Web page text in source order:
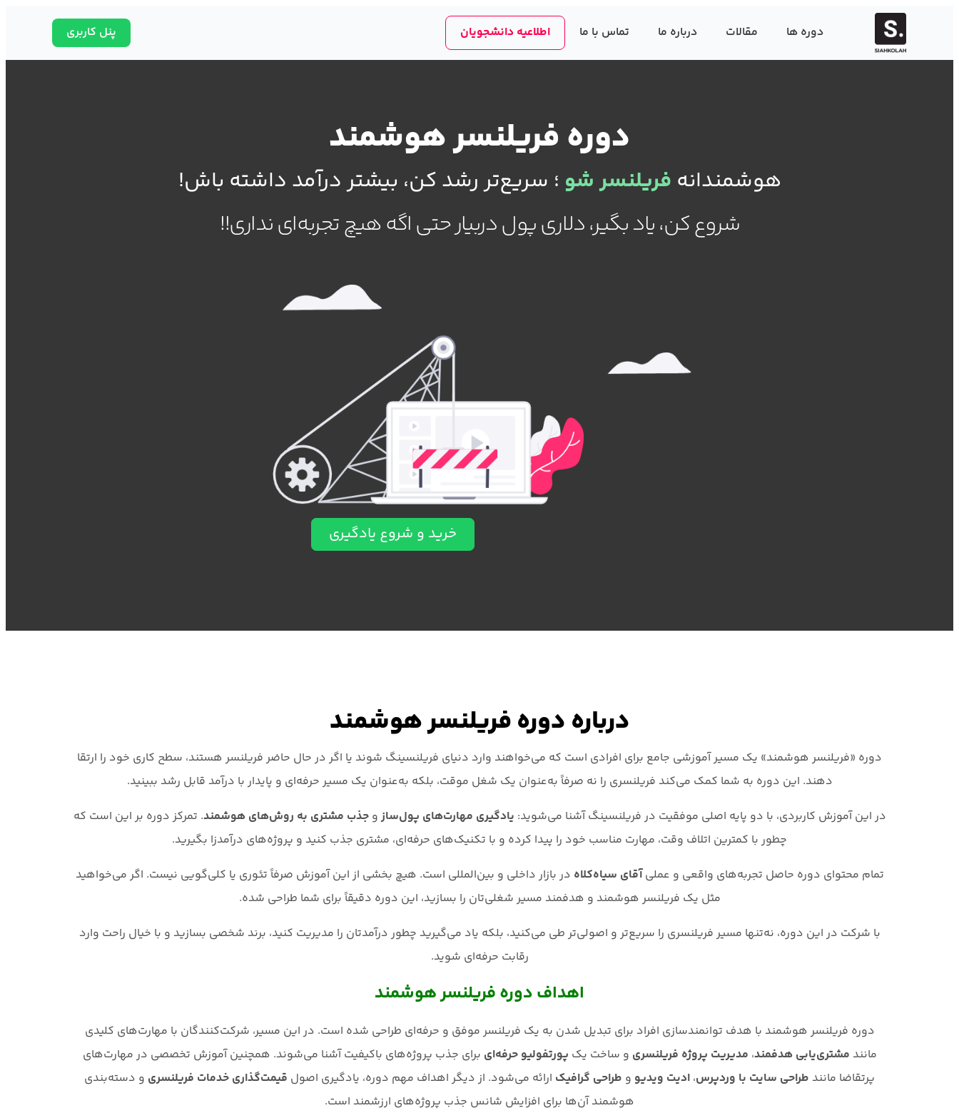
دوره ها مقالات درباره ما تماس با ما اطلاعیه دانشجویان پنل کاربری
دوره فریلنسر هوشمند
هوشمندانه فریلنسر شو ؛ سریع‌تر رشد کن، بیشتر درآمد داشته باش!
شروع کن، یاد بگیر، دلاری پول دربیار حتی اگه هیچ تجربه‌ای نداری!!
خرید و شروع یادگیری
درباره دوره فریلنسر هوشمند
دوره «فریلنسر هوشمند» یک مسیر آموزشی جامع برای افرادی است که می‌خواهند وارد دنیای فریلنسینگ شوند یا اگر در حال حاضر فریلنسر هستند، سطح کاری خود را ارتقا
دهند. این دوره به شما کمک می‌کند فریلنسری را نه صرفاً به‌عنوان یک شغل موقت، بلکه به‌عنوان یک مسیر حرفه‌ای و پایدار با درآمد قابل رشد ببینید.
در این آموزش کاربردی، با دو پایه اصلی موفقیت در فریلنسینگ آشنا می‌شوید: یادگیری مهارت‌های پول‌ساز وجذب مشتری به روش‌های هوشمند. تمرکز دوره بر این است که
چطور با کمترین اتلاف وقت، مهارت مناسب خود را پیدا کرده و با تکنیک‌های حرفه‌ای، مشتری جذب کنید و پروژه‌های درآمدزا بگیرید.
تمام محتوای دوره حاصل تجربه‌های واقعی و عملیآقای سیاه‌کلاه در بازار داخلی و بین‌المللی است. هیچ بخشی از این آموزش صرفاً تئوری یا کلی‌گویی نیست. اگر می‌خواهید
مثل یک فریلنسر هوشمند و هدفمند مسیر شغلی‌تان را بسازید، این دوره دقیقاً برای شما طراحی شده.
با شرکت در این دوره، نه‌تنها مسیر فریلنسری را سریع‌تر و اصولی‌تر طی می‌کنید، بلکه یاد می‌گیرید چطور درآمدتان را مدیریت کنید، برند شخصی بسازید و با خیال راحت وارد
رقابت حرفه‌ای شوید.
اهداف دوره فریلنسر هوشمند
دوره فریلنسر هوشمند با هدف توانمندسازی افراد برای تبدیل شدن به یک فریلنسر موفق و حرفه‌ای طراحی شده است. در این مسیر، شرکت‌کنندگان با مهارت‌های کلیدی
مانند مشتری‌یابی هدفمند، مدیریت پروژه فریلنسری و ساخت یک پورتفولیو حرفه‌ای برای جذب پروژه‌های باکیفیت آشنا می‌شوند. همچنین آموزش تخصصی در مهارت‌های
پرتقاضا مانند طراحی سایت با وردپرس، ادیت ویدیو و طراحی گرافیک ارائه می‌شود. از دیگر اهداف مهم دوره، یادگیری اصول قیمت‌گذاری خدمات فریلنسری و دسته‌بندی
هوشمند آن‌ها برای افزایش شانس جذب پروژه‌های ارزشمند است.